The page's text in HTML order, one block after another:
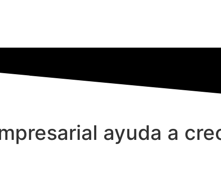
ayuda a